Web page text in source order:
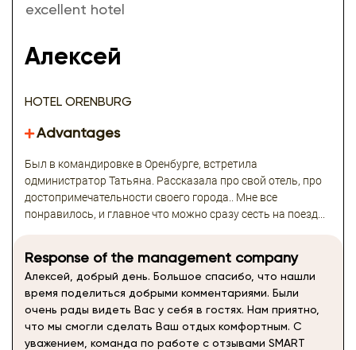
excellent hotel
Алексей
HOTEL ORENBURG
Advantages
Был в командировке в Оренбурге, встретила
одминистратор Татьяна. Рассказала про свой отель, про
достопримечательности своего города.. Мне все
понравилось, и главное что можно сразу сесть на поезд...
Response of the management company
Алексей, добрый день. Большое спасибо, что нашли
время поделиться добрыми комментариями. Были
очень рады видеть Вас у себя в гостях. Нам приятно,
что мы смогли сделать Ваш отдых комфортным. С
уважением, команда по работе с отзывами SMART